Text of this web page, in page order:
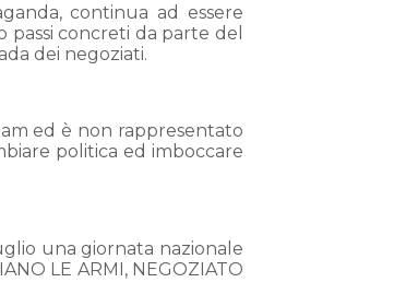
continua ad essere
concreti da parte del
dei negoziati.
ed è non rappresentato
politica ed imboccare
una giornata nazionale
LE ARMI, NEGOZIATO